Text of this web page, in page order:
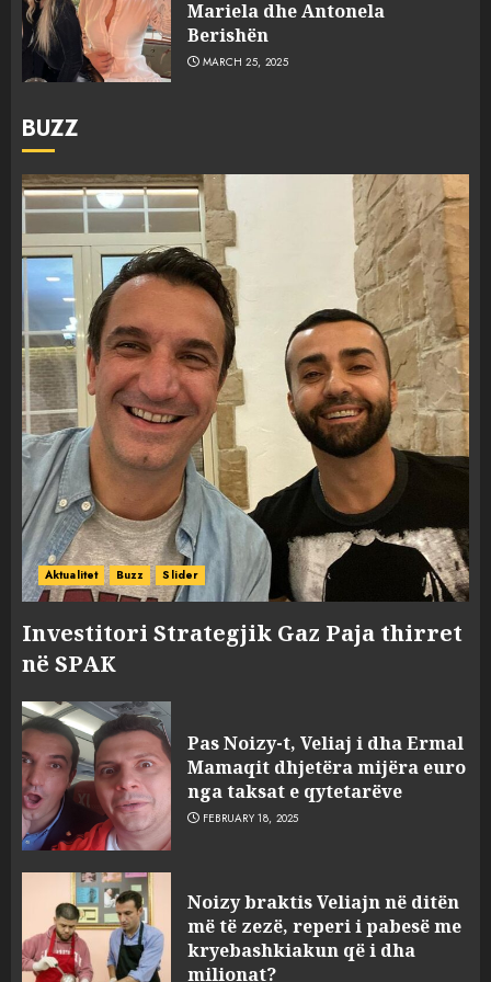
Mariela dhe Antonela
Berishën
MARCH 25, 2025
BUZZ
Aktualitet Buzz Slider
Investitori Strategjik Gaz Paja thirret
në SPAK
Pas Noizy-t, Veliaj i dha Ermal
Mamaqit dhjetëra mijëra euro
nga taksat e qytetarëve
FEBRUARY 18, 2025
Noizy braktis Veliajn në ditën
më të zezë, reperi i pabesë me
kryebashkiakun që i dha
milionat?
sulmuan “One Albania”,
ngjarja u fsheh. A u vodhën
serverat?